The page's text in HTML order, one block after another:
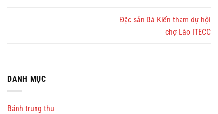
Đặc sản Bá Kiến tham dự hội
chợ Lào ITECC
DANH MỤC
Bánh trung thu